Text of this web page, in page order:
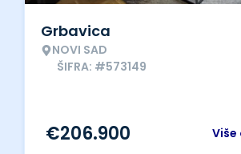
Grbavica
NOVI SAD
ŠIFRA: #573149
Više
€206.900